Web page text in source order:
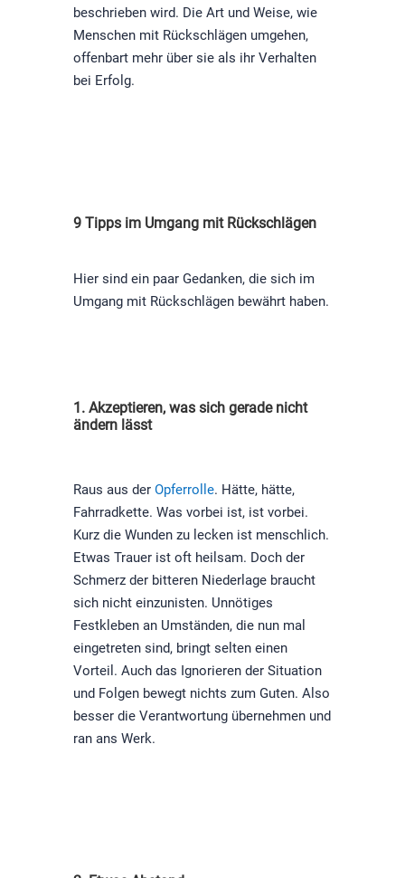
beschrieben wird. Die Art und Weise, wie
Menschen mit Rückschlägen umgehen,
offenbart mehr über sie als ihr Verhalten
bei Erfolg.
9 Tipps im Umgang mit Rückschlägen
Hier sind ein paar Gedanken, die sich im
Umgang mit Rückschlägen bewährt haben.
1. Akzeptieren, was sich gerade nicht
ändern lässt
Raus aus der Opferrolle. Hätte, hätte,
Fahrradkette. Was vorbei ist, ist vorbei.
Kurz die Wunden zu lecken ist menschlich.
Etwas Trauer ist oft heilsam. Doch der
Schmerz der bitteren Niederlage braucht
sich nicht einzunisten. Unnötiges
Festkleben an Umständen, die nun mal
eingetreten sind, bringt selten einen
Vorteil. Auch das Ignorieren der Situation
und Folgen bewegt nichts zum Guten. Also
besser die Verantwortung übernehmen und
ran ans Werk.